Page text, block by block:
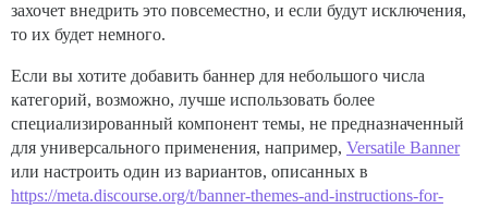
захочет внедрить это повсеместно, и если будут исключения,
то их будет немного.
Если вы хотите добавить баннер для небольшого числа
категорий, возможно, лучше использовать более
специализированный компонент темы, не предназначенный
для универсального применения, например, Versatile Banner
или настроить один из вариантов, описанных в
https://meta.discourse.org/t/banner-themes-and-instructions-for-